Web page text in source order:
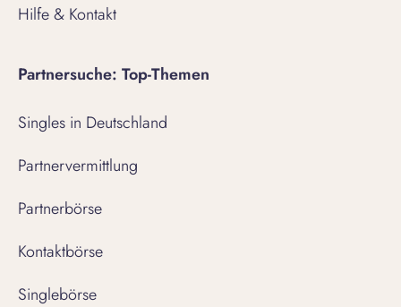
Hilfe & Kontakt
Partnersuche: Top-Themen
Singles in Deutschland
Partnervermittlung
Partnerbörse
Kontaktbörse
Singlebörse